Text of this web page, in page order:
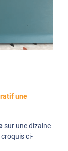
une
sur une dizaine
ci-